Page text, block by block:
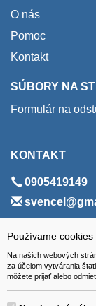
Používame cookies
Na našich webových
za účelom vytvárania
môžete prijať alebo
O nás
Pomoc
Kontakt
SÚBORY NA
Formulár na
KONTAKT
0905419149
ADRESA
VEST - tech
Hviezdoslavova
Slovakia (Slovak